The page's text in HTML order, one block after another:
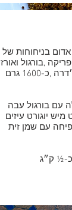
בניחוחות של
,בורגול ואורז
בניחוחות של כמון. 800 גרם רול ,800 גרם מג׳דרה ,כ-1600 גרם
עם בורגול עבה
יוגורט עיזים
עם שמן זית
כ-½ ק״ג